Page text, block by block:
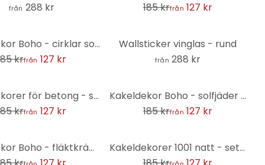
från 288 kr
185 krfrån 127 kr
Kakeldekor Boho - cirklar solgul - set om 12
krfrån 127 kr
Wallsticker vinglas - rund
från 288 kr
Kakeldekorer för betong - set om 12
krfrån 127 kr
Kakeldekor Boho - solfjäder sand - uppsättning om 12
185 krfrån 127 kr
Kakeldekor Boho - fläktkräm - uppsättning om 12
Kakeldekorer 1001 natt - set om 12